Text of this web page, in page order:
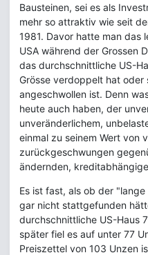
Bausteinen, sei es als
mehr so attraktiv wie seit
1981. Davor hatte man das
USA während der Grossen
das durchschnittliche US-
Grösse verdoppelt hat oder
angeschwollen ist. Denn
heute auch haben, der
unveränderlichem,
einmal zu seinem Wert von
zurückgeschwungen
ändernden,
Es ist fast, als ob der
gar nicht stattgefunden
durchschnittliche US-Haus
später fiel es auf unter 77
Preiszettel von 103 Unzen